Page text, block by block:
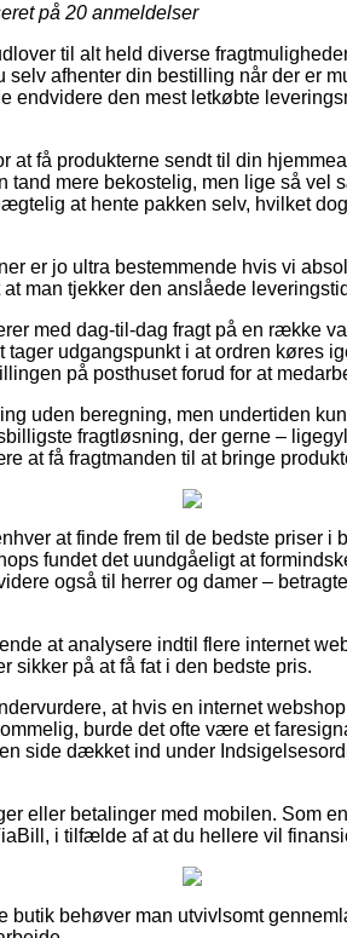
på 20 anmeldelser
til alt held diverse
selv afhenter din bestilling når der er
den mest letkøbte
at få produkterne sendt til din
tand mere bekostelig, men lige så vel
at hente pakken selv, hvilket
er jo ultra bestemmende hvis vi
man tjekker den anslåede
med dag-til-dag fragt på en række
udgangspunkt i at ordren køres
på posthuset forud for at
uden beregning, men undertiden
fragtløsning, der gerne –
at få fragtmanden til at bringe
at finde frem til de bedste priser i
fundet det uundgåeligt at
også til herrer og damer –
at analysere indtil flere internet
sikker på at få fat i den bedste pris.
at hvis en internet
burde det ofte være et
side dækket ind under
eller betalinger med mobilen. Som
i tilfælde af at du hellere vil
butik behøver man utvivlsomt